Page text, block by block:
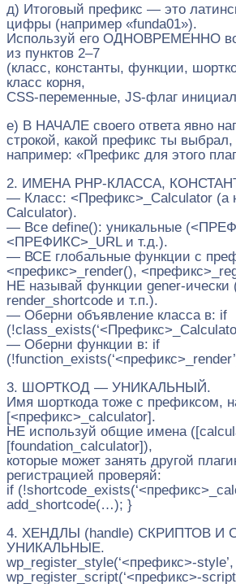
д) Итоговый префикс — это
цифры (например «funda01»).
Используй его ОДНОВРЕМЕННО во
из пунктов 2–7
(класс, константы, функции,
класс корня,
CSS-переменные, JS-флаг
е) В НАЧАЛЕ своего ответа явно
строкой, какой префикс ты выбрал,
например: «Префикс для этого
2. ИМЕНА PHP-КЛАССА,
— Класс: <Префикс>_Calculator (а
Calculator).
— Все define(): уникальные
<ПРЕФИКС>_URL и т.д.).
— ВСЕ глобальные функции с
<префикс>_render(),
НЕ называй функции gener-ически
render_shortcode и т.п.).
— Оберни объявление класса в: if
— Оберни функции в: if
3. ШОРТКОД — УНИКАЛЬНЫЙ.
Имя шорткода тоже с префиксом,
[<префикс>_calculator].
НЕ используй общие имена
[foundation_calculator]),
которые может занять другой
регистрацией проверяй:
if
add_shortcode(…); }
4. ХЕНДЛЫ (handle) СКРИПТОВ И
УНИКАЛЬНЫЕ.
wp_register_style(‘<префикс>-
wp_register_script(‘<префикс>-